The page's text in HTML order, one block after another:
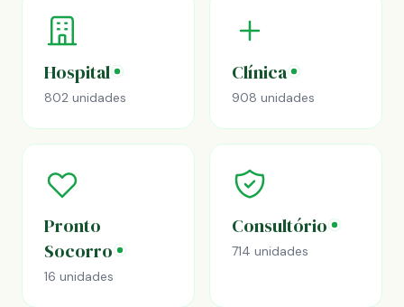
Hospital
802 unidades
Clínica
908 unidades
Pronto
Socorro
16 unidades
Consultório
714 unidades